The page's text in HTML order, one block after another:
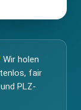
Wir holen
fair
PLZ-